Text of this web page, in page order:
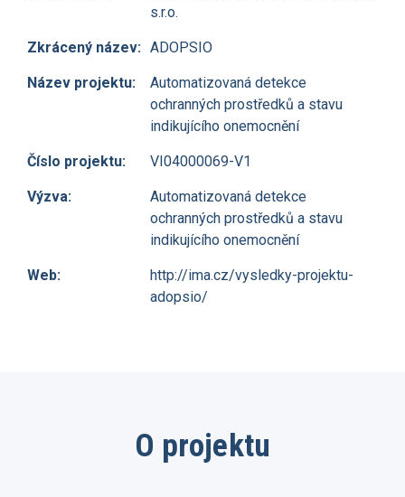
s.r.o.
Zkrácený název: ADOPSIO
Název projektu:
Automatizovaná detekce
ochranných prostředků a stavu
indikujícího onemocnění
Číslo projektu: VI04000069-V1
Výzva:
Automatizovaná detekce
ochranných prostředků a stavu
indikujícího onemocnění
Web:
http://ima.cz/vysledky-projektu-
adopsio/
O projektu